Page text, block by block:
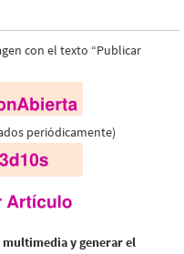
con el texto “Publicar
periódicamente)
y generar el